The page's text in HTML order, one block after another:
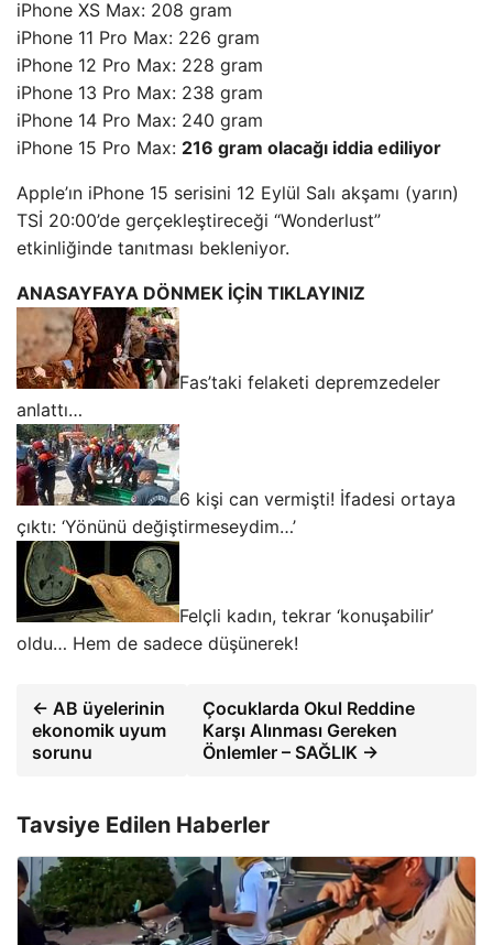
iPhone XS Max: 208 gram
iPhone 11 Pro Max: 226 gram
iPhone 12 Pro Max: 228 gram
iPhone 13 Pro Max: 238 gram
iPhone 14 Pro Max: 240 gram
iPhone 15 Pro Max: 216 gram olacağı iddia ediliyor
Apple’ın iPhone 15 serisini 12 Eylül Salı akşamı (yarın)
TSİ 20:00’de gerçekleştireceği “Wonderlust”
etkinliğinde tanıtması bekleniyor.
ANASAYFAYA DÖNMEK İÇİN TIKLAYINIZ
Fas’taki felaketi depremzedeler
anlattı…
6 kişi can vermişti! İfadesi ortaya
çıktı: ‘Yönünü değiştirmeseydim…’
Felçli kadın, tekrar ‘konuşabilir’
oldu… Hem de sadece düşünerek!
← AB üyelerinin
ekonomik uyum
sorunu
Çocuklarda Okul Reddine
Karşı Alınması Gereken
Önlemler – SAĞLIK →
Tavsiye Edilen Haberler